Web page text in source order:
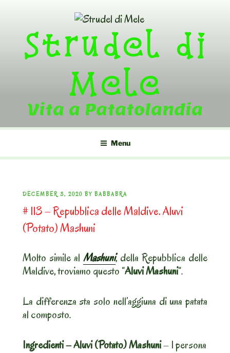
contentStrudel di
Mele
Vita a Patatolandia
Menu
POSTED
ON
DECEMBER 3, 2020 BY BABBABRA
# 113 – Repubblica delle Maldive. Aluvi
(Potato) Mashuni
Molto simile al Mashuni, della Repubblica delle
Maldive, troviamo questo “Aluvi Mashuni“.
La differenza sta solo nell’aggiuna di una patata
al composto.
Ingredienti – Aluvi (Potato) Mashuni– 1 persona